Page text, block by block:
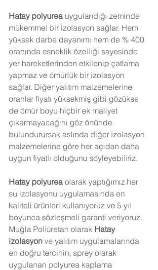
Hatay polyurea uygulandığı zeminde
mükemmel bir izolasyon sağlar. Hem
yüksek darbe dayanımı hem de % 400
oranında esneklik özelliği sayesinde
yer hareketlerinden etkilenip çatlama
yapmaz ve ömürlük bir izolasyon
sağlar. Diğer yalıtım malzemelerine
oranlar fiyatı yüksekmiş gibi gözükse
de ömür boyu hiçbir ek maliyet
çıkarmayacağını göz önünde
bulundurursak aslında diğer izolasyon
malzemelerine göre her açıdan daha
uygun fiyatlı olduğunu söyleyebiliriz.
Hatay polyurea olarak yaptığımız her
su izolasyonu uygulamasında en
kaliteli ürünleri kullanıyoruz ve 5 yıl
boyunca sözleşmeli garanti veriyoruz.
Muğla Poliüretan olarak Hatay
izolasyon ve yalıtım uygulamalarında
en doğru tercihin, sprey olarak
uygulanan polyurea kaplama